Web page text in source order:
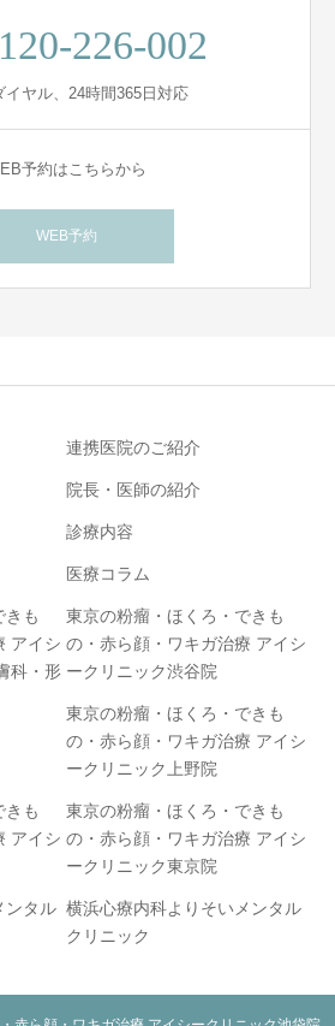
226-002
イヤル、24時間365日対応
予約はこちらから
WEB予約
連携医院のご紹介
院長・医師の紹介
診療内容
医療コラム
きも
アイシ
科・形
東京の粉瘤・ほくろ・できも
の・赤ら顔・ワキガ治療 アイシ
ークリニック渋谷院
東京の粉瘤・ほくろ・できも
の・赤ら顔・ワキガ治療 アイシ
ークリニック上野院
きも
アイシ
東京の粉瘤・ほくろ・できも
の・赤ら顔・ワキガ治療 アイシ
ークリニック東京院
ンタル 横浜心療内科よりそいメンタル
クリニック